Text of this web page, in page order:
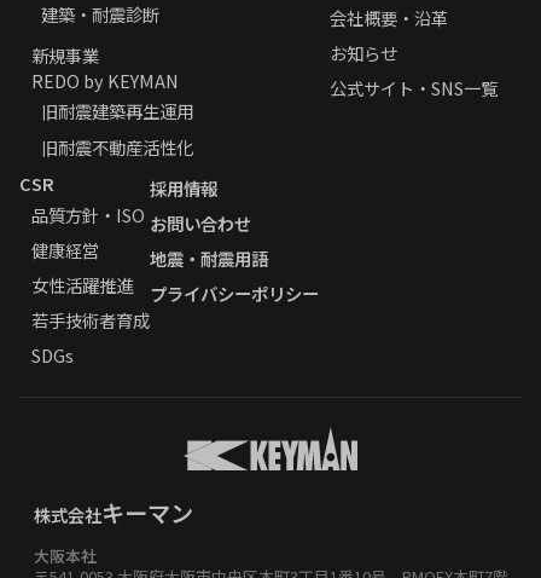
建築・耐震診断
新規事業
REDO by KEYMAN
旧耐震建築再生運用
旧耐震不動産活性化
会社概要・沿革
お知らせ
公式サイト・SNS一覧
CSR
品質方針・ISO
健康経営
女性活躍推進
若手技術者育成
SDGs
採用情報
お問い合わせ
地震・耐震用語
プライバシーポリシー
株式会社キーマン
大阪本社